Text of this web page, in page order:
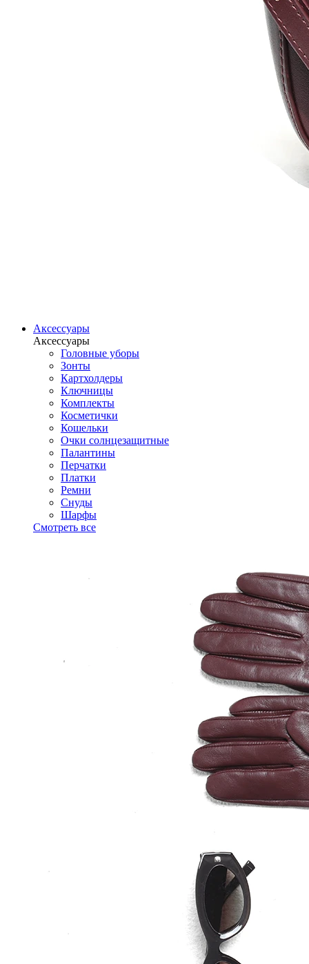
Аксессуары
Аксессуары
Головные уборы
Зонты
Картхолдеры
Ключницы
Комплекты
Косметички
Кошельки
Очки солнцезащитные
Палантины
Перчатки
Платки
Ремни
Снуды
Шарфы
Смотреть все